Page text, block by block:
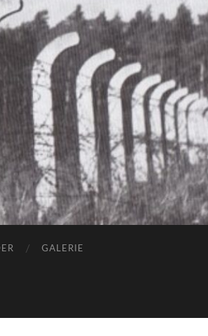
GALERIE